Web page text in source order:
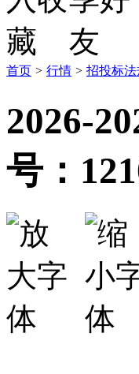
首页 > 行情 > 招投标法
2026-
号：